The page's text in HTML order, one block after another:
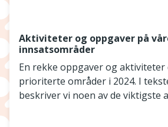
Aktiviteter og oppgaver på
innsatsområder
En rekke oppgaver og
prioriterte områder i 2024. I
beskriver vi noen av de viktigste